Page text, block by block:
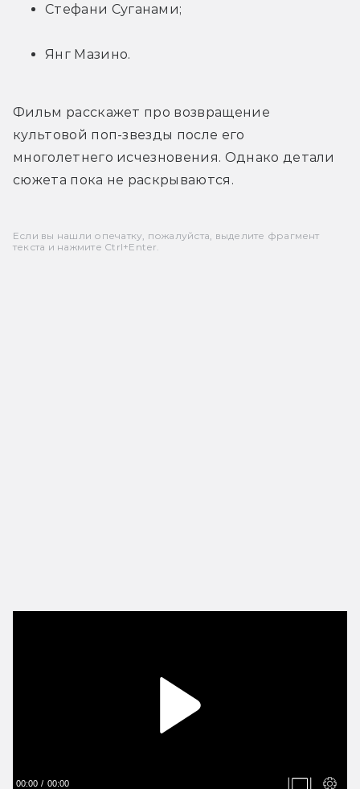
Стефани Суганами;
Янг Мазино.
Фильм расскажет про возвращение
культовой поп-звезды после его
многолетнего исчезновения. Однако детали
сюжета пока не раскрываются.
Если вы нашли опечатку, пожалуйста, выделите фрагмент
текста и нажмите Ctrl+Enter.
00:00 00:00